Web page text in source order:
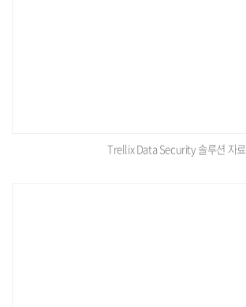
Trellix Data Security 솔루션 자료